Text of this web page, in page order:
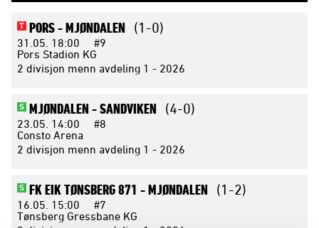
T PORS -MJØNDALEN (1-0)
31.05. 18:00
#9
Pors Stadion KG
2 divisjon menn avdeling 1 - 2026
S MJØNDALEN -SANDVIKEN (4-0)
23.05. 14:00
#8
Consto Arena
2 divisjon menn avdeling 1 - 2026
S FK EIK TØNSBERG 871 -MJØNDALEN (1-2)
16.05. 15:00
#7
Tønsberg Gressbane KG